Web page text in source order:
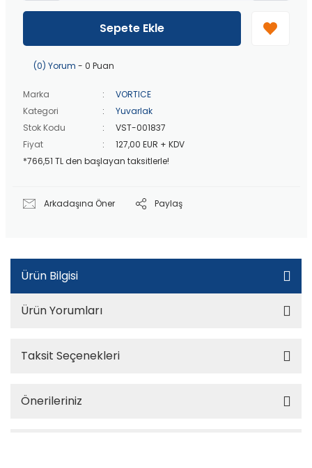
üzeri ücretsiz kargo!
40 bin TLüzeri özel teklif!
Sepete Ekle
(0) Yorum - 0 Puan
Marka
VORTICE
Kategori
Yuvarlak
Stok Kodu
VST-001837
Fiyat
127,00 EUR + KDV
*766,51 TL den başlayan taksitlerle!
Arkadaşına Öner Paylaş
Ürün Bilgisi
Ürün Yorumları
Taksit Seçenekleri
Önerileriniz